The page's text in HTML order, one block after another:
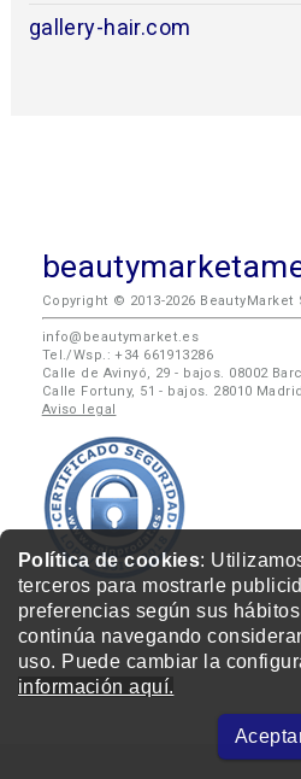
Política de cookies:
terceros para mostrarle
preferencias según sus
continúa navegando
uso. Puede cambiar la
información aquí.
gallery-hair.com
Copyright © 2013-2026 BeautyMarket
info@beautymarket.es
Tel./Wsp.: +34 661913286
Calle de Avinyó, 29 - bajos. 08002
Calle Fortuny, 51 - bajos. 28010 Madrid
Aviso legal